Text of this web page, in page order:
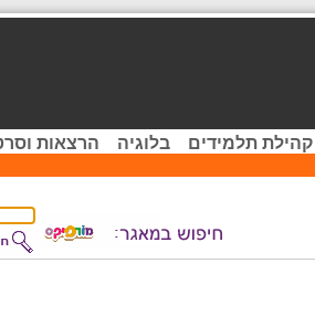
קהילת תלמידים בלוגיה הרצאות